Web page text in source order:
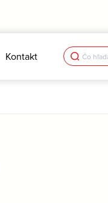
Kontakt Search
for: